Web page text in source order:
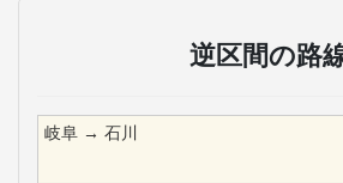
逆区間の路
岐阜 → 石川